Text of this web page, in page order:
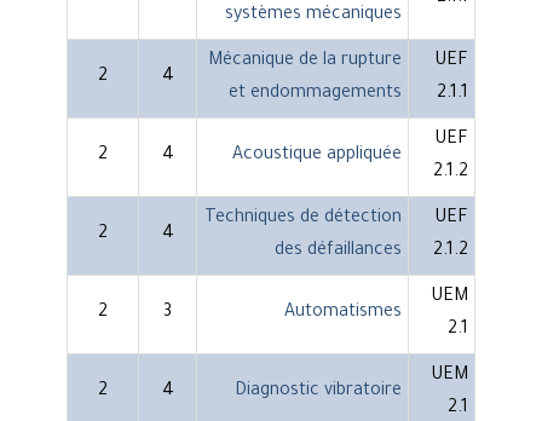
systèmes mécaniques
UEF
2.1.1
Mécanique de la rupture
et endommagements
4
2
UEF
2.1.2
Acoustique appliquée
4
2
UEF
2.1.2
Techniques de détection
des défaillances
4
2
UEM
2.1
Automatismes
3
2
UEM
2.1
Diagnostic vibratoire
4
2